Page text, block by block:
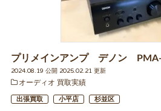
プリメインアンプ デノン PMA-
2024.08.19 公開 2025.02.21 更新
オーディオ 買取実績
出張買取 小平店 杉並区